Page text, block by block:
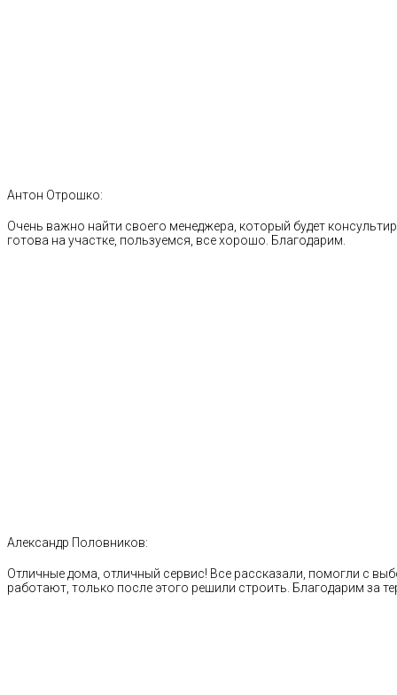
Антон Отрошко:
Очень важно найти своего менеджера, который будет
готова на участке, пользуемся, все хорошо. Благодарим.
Александр Половников:
Отличные дома, отличный сервис! Все рассказали, помогли с
работают, только после этого решили строить. Благодарим за